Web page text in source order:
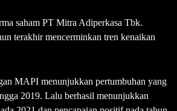
saham PT Mitra Adiperkasa Tbk.
terakhir mencerminkan tren kenaikan
MAPI menunjukkan pertumbuhan yang
2019. Lalu berhasil menunjukkan